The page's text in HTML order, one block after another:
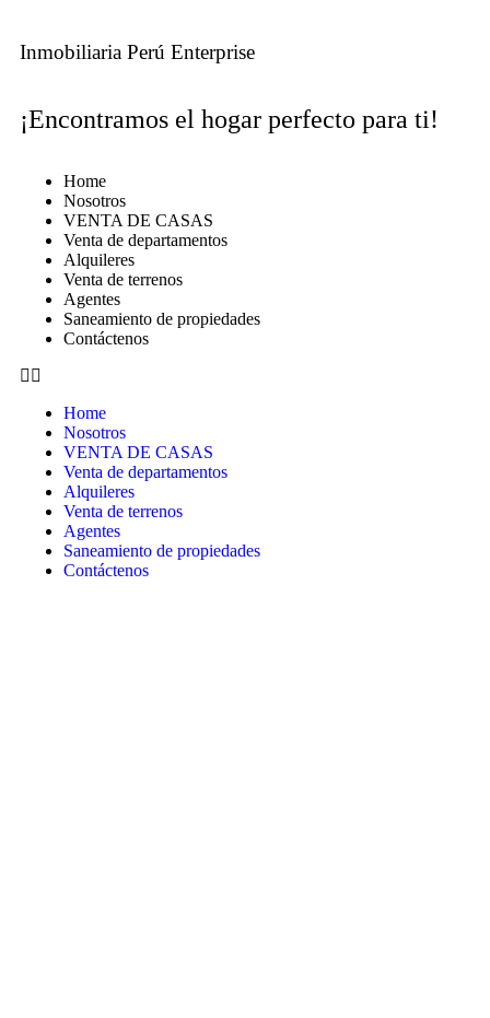
Inmobiliaria Perú Enterprise
¡Encontramos el hogar perfecto para ti!
Home
Nosotros
VENTA DE CASAS
Venta de departamentos
Alquileres
Venta de terrenos
Agentes
Saneamiento de propiedades
Contáctenos
Home
Nosotros
VENTA DE CASAS
Venta de departamentos
Alquileres
Venta de terrenos
Agentes
Saneamiento de propiedades
Contáctenos